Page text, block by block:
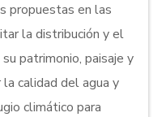
propuestas en las
la distribución y el
patrimonio, paisaje y
calidad del agua y
climático para